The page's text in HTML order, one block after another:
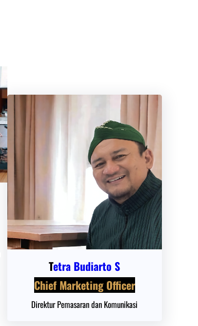
Tetra Budiarto S
Chief Marketing Officer
Direktur Pemasaran dan Komunikasi